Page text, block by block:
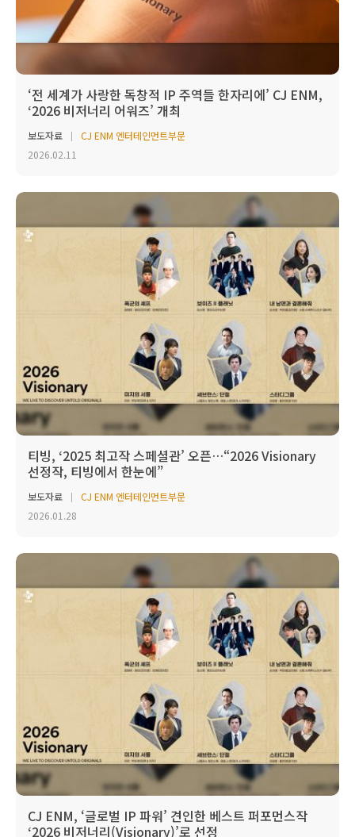
‘전 세계가 사랑한 독창적 IP 주역들 한자리에’ CJ ENM,
‘2026 비저너리 어워즈’ 개최
보도자료
CJ ENM 엔터테인먼트부문
2026.02.11
티빙, ‘2025 최고작 스페셜관’ 오픈…“2026 Visionary
선정작, 티빙에서 한눈에”
보도자료
CJ ENM 엔터테인먼트부문
2026.01.28
CJ ENM, ‘글로벌 IP 파워’ 견인한 베스트 퍼포먼스작
‘2026 비저너리(Visionary)’로 선정